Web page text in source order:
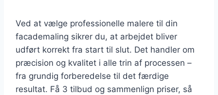
Ved at vælge professionelle malere til din
facademaling sikrer du, at arbejdet bliver
udført korrekt fra start til slut. Det handler om
præcision og kvalitet i alle trin af processen –
fra grundig forberedelse til det færdige
resultat. Få 3 tilbud og sammenlign priser, så